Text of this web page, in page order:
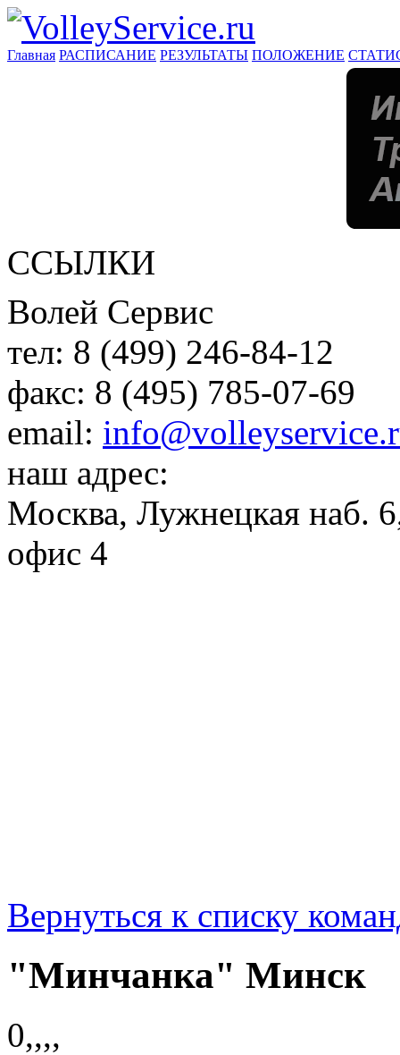
Главная РАСПИСАНИЕ РЕЗУЛЬТАТЫ ПОЛОЖЕНИЕ
ССЫЛКИ
Волей Сервис
тел: 8 (499) 246-84-12
факс: 8 (495) 785-07-69
email:
наш адрес:
Москва, Лужнецкая наб.
офис 4
Вернуться к списку
"Минчанка" Минск
0,,,,